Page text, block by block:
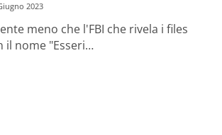
2023
meno che l'FBI che rivela i files
il nome "Esseri…